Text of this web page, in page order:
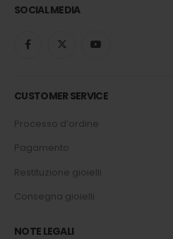
SOCIAL MEDIA
CUSTOMER SERVICE
Processo d’ordine
Pagamento
Restituzione gioielli
Consegna gioielli
NOTE LEGALI